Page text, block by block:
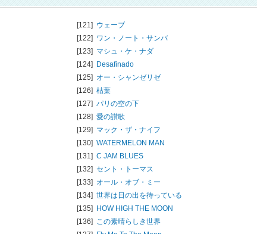
[121] ウェーブ
[122] ワン・ノート・サンバ
[123] マシュ・ケ・ナダ
[124] Desafinado
[125] オー・シャンゼリゼ
[126] 枯葉
[127] パリの空の下
[128] 愛の讃歌
[129] マック・ザ・ナイフ
[130] WATERMELON MAN
[131] C JAM BLUES
[132] セント・トーマス
[133] オール・オブ・ミー
[134] 世界は日の出を待っている
[135] HOW HIGH THE MOON
[136] この素晴らしき世界